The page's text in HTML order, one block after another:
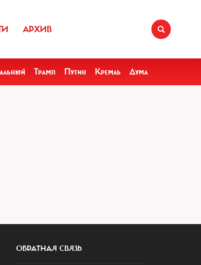
АРХИВ
Трамп Путин Кремль Дума
ОБРАТНАЯ СВЯЗЬ